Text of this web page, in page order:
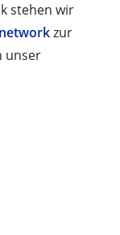
stehen wir
zur
unser